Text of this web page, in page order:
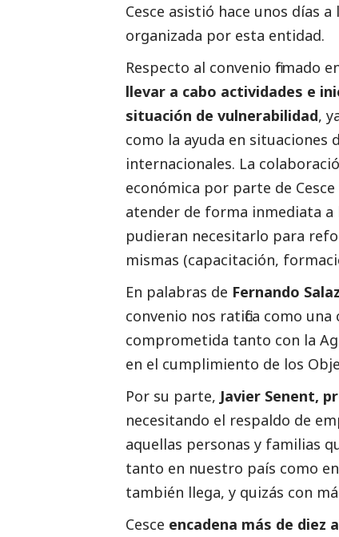
Cesce asistió hace unos días
organizada por esta entidad.
Respecto al convenio firmado
llevar a cabo actividades e
situación de vulnerabilidad,
como la ayuda en situaciones
internacionales. La
económica por parte de
atender de forma inmediata
pudieran necesitarlo para
mismas (capacitación,
En palabras de Fernando
convenio nos ratifica como
comprometida tanto con la
en el cumplimiento de los
Por su parte, Javier Senent,
necesitando el respaldo de
aquellas personas y familias
tanto en nuestro país como
también llega, y quizás con
Cesce encadena más de diez